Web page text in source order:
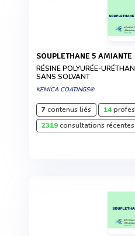
SOUPLETHANE 5 AMIANTE
RÉSINE POLYURÉE-
SANS SOLVANT
KEMICA COATINGS®
7contenus liés 14
2319consultations récentes